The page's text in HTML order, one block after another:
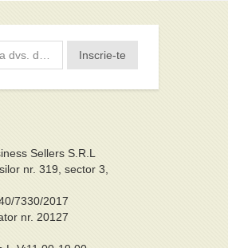
Inscrie-te
Sellers S.R.L
nr. 319, sector 3,
7330/2017
nr. 20127